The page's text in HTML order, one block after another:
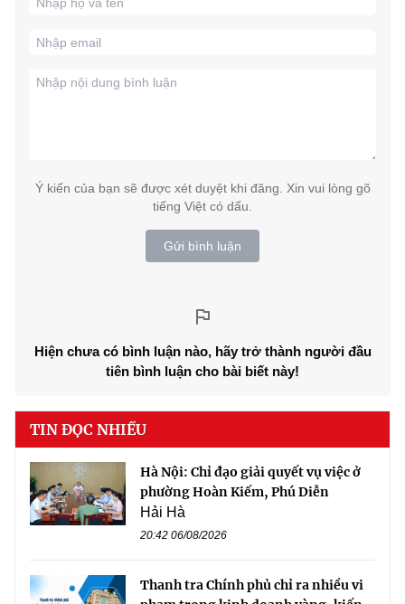
Ý kiến của bạn sẽ được xét duyệt khi đăng. Xin vui lòng gõ
tiếng Việt có dấu.
Gửi bình luận
Hiện chưa có bình luận nào, hãy trở thành người đầu
tiên bình luận cho bài biết này!
TIN ĐỌC NHIỀU
Hà Nội: Chỉ đạo giải quyết vụ việc ở
phường Hoàn Kiếm, Phú Diễn
Hải Hà
20:42 06/08/2026
Thanh tra Chính phủ chỉ ra nhiều vi